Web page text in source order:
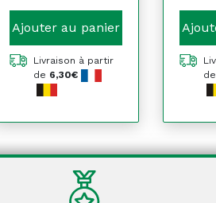
Ajouter au panier
Livraison à partir
de 6,30€
de